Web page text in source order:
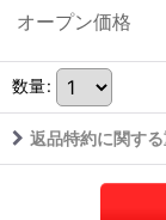
オープン価格
数量:
返品特約に関す